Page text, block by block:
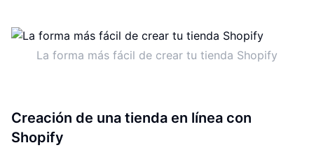
La forma más fácil de crear tu tienda Shopify
Creación de una tienda en línea con
Shopify